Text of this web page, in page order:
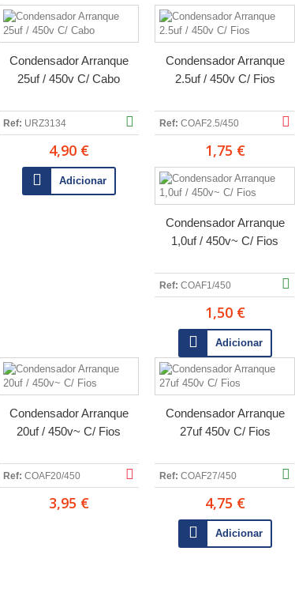
Condensador Arranque
25uf / 450v C/ Cabo
Ref: URZ3134
4,90 €
Adicionar
Condensador Arranque
2.5uf / 450v C/ Fios
Ref: COAF2.5/450
1,75 €
Condensador Arranque
1,0uf / 450v~ C/ Fios
Ref: COAF1/450
1,50 €
Adicionar
Condensador Arranque
20uf / 450v~ C/ Fios
Ref: COAF20/450
3,95 €
Condensador Arranque
27uf 450v C/ Fios
Ref: COAF27/450
4,75 €
Adicionar